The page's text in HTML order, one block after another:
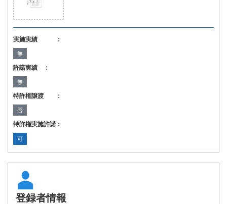
実施実績 ：
無
許諾実績 ：
無
特許権譲渡 ：
否
特許権実施許諾：
可
登録者情報